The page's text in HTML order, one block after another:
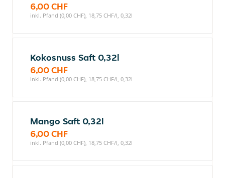
6,00 CHF
inkl. Pfand (0,00 CHF), 18,75 CHF/l, 0,32l
Kokosnuss Saft 0,32l
6,00 CHF
inkl. Pfand (0,00 CHF), 18,75 CHF/l, 0,32l
Mango Saft 0,32l
6,00 CHF
inkl. Pfand (0,00 CHF), 18,75 CHF/l, 0,32l